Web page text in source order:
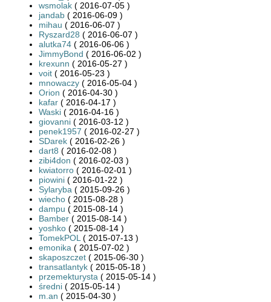
wsmolak ( 2016-07-05 )
jandab ( 2016-06-09 )
mihau ( 2016-06-07 )
Ryszard28 ( 2016-06-07 )
alutka74 ( 2016-06-06 )
JimmyBond ( 2016-06-02 )
krexunn ( 2016-05-27 )
voit ( 2016-05-23 )
mnowaczy ( 2016-05-04 )
Orion ( 2016-04-30 )
kafar ( 2016-04-17 )
Waski ( 2016-04-16 )
giovanni ( 2016-03-12 )
penek1957 ( 2016-02-27 )
SDarek ( 2016-02-26 )
dart8 ( 2016-02-08 )
zibi4don ( 2016-02-03 )
kwiatorro ( 2016-02-01 )
piowini ( 2016-01-22 )
Sylaryba ( 2015-09-26 )
wiecho ( 2015-08-28 )
dampu ( 2015-08-14 )
Bamber ( 2015-08-14 )
yoshko ( 2015-08-14 )
TomekPOL ( 2015-07-13 )
emonika ( 2015-07-02 )
skaposzczet ( 2015-06-30 )
transatlantyk ( 2015-05-18 )
przemekturysta ( 2015-05-14 )
średni ( 2015-05-14 )
m.an ( 2015-04-30 )